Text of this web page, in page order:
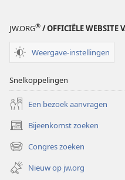
JW.ORG® / OFFICIËLE WEBSITE
Weergave-instellingen
Snelkoppelingen
Een bezoek aanvragen
Bijeenkomst zoeken
(opent
nieuw
venster)
Congres zoeken
(opent
nieuw
venster)
Nieuw op jw.org